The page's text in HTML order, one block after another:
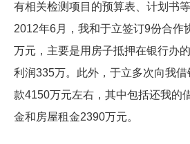
有相关检测项目的预算表、计划书
2012年6月，我和于立签订9份合作
万元，主要是用房子抵押在银行办
利润335万。此外，于立多次向我
款4150万元左右，其中包括还我的
金和房屋租金2390万元。